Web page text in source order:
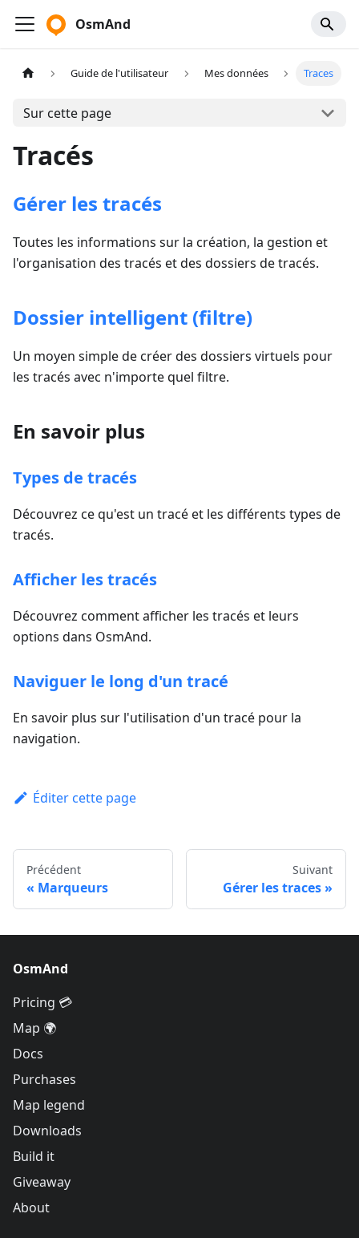
OsmAnd
Guide de l'utilisateur Mes données Traces
Sur cette page
Tracés
Gérer les tracés
Toutes les informations sur la création, la gestion et
l'organisation des tracés et des dossiers de tracés.
Dossier intelligent (filtre)
Un moyen simple de créer des dossiers virtuels pour
les tracés avec n'importe quel filtre.
En savoir plus
Types de tracés
Découvrez ce qu'est un tracé et les différents types de
tracés.
Afficher les tracés
Découvrez comment afficher les tracés et leurs
options dans OsmAnd.
Naviguer le long d'un tracé
En savoir plus sur l'utilisation d'un tracé pour la
navigation.
Éditer cette page
Précédent
Marqueurs
Suivant
Gérer les traces
OsmAnd
Pricing 💳
Map 🌍
Docs
Purchases
Map legend
Downloads
Build it
Giveaway
About